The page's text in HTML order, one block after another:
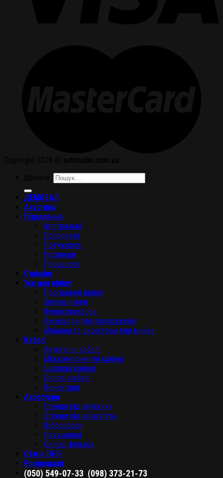
ДЕМОЗАЛ
Акустика
Підсилення
Інтегральні
Попередні
Потужності
Ресивери
Процесори
Стрімінг
Усе для вінілу
Програвачі вінілу
Звукознімачі
Фонокоректори
Аксесуари для програвачів
Машини та аксесуари для мийки
Кабелі
Акустичні кабелі
Міжкомпонентні кабелі
Цифрові кабелі
Силові кабелі
Конектори
Аксесуари
Стенди під акустику
Стенди під апаратуру
Віброопори
Навушники
Силові фільтри
Обмін Hi-Fi
Розпродажі
(050) 549-07-33 (098) 373-21-73